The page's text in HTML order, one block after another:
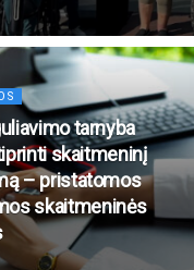
tarnyba
skaitmeninį
– pristatomos
skaitmeninės